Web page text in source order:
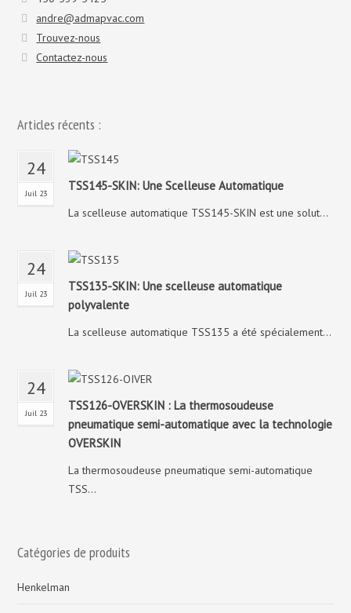
andre@admapvac.com
Trouvez-nous
Contactez-nous
Articles récents :
24
Juil 23
TSS145-SKIN: Une Scelleuse Automatique
La scelleuse automatique TSS145-SKIN est une solut...
24
Juil 23
TSS135-SKIN: Une scelleuse automatique
polyvalente
La scelleuse automatique TSS135 a été spécialement...
24
Juil 23
TSS126-OVERSKIN : La thermosoudeuse
pneumatique semi-automatique avec la technologie
OVERSKIN
La thermosoudeuse pneumatique semi-automatique
TSS...
Catégories de produits
Henkelman